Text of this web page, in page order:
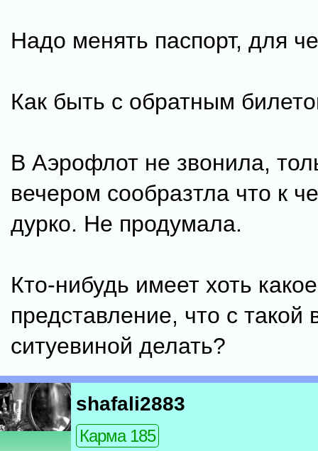
Надо менять паспорт, для
Как быть с обратным
В Аэрофлот не звонила,
вечером сообразтла что к
дурко. Не продумала.
Кто-нибудь имеет хоть
представление, что с такой
ситуевиной делать?
shafali2883
Карма 185